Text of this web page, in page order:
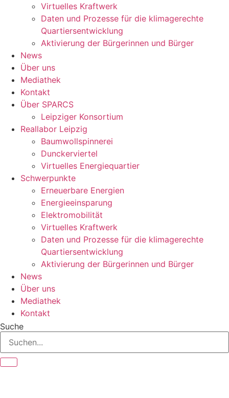
Virtuelles Kraftwerk
Daten und Prozesse für die klimagerechte
Quartiersentwicklung
Aktivierung der Bürgerinnen und Bürger
News
Über uns
Mediathek
Kontakt
Über SPARCS
Leipziger Konsortium
Reallabor Leipzig
Baumwollspinnerei
Dunckerviertel
Virtuelles Energiequartier
Schwerpunkte
Erneuerbare Energien
Energieeinsparung
Elektromobilität
Virtuelles Kraftwerk
Daten und Prozesse für die klimagerechte
Quartiersentwicklung
Aktivierung der Bürgerinnen und Bürger
News
Über uns
Mediathek
Kontakt
Suche